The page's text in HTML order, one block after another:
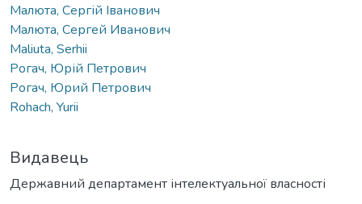
Малюта, Сергій Іванович
Малюта, Сергей Иванович
Maliuta, Serhii
Рогач, Юрій Петрович
Рогач, Юрий Петрович
Rohach, Yurii
Видавець
Державний департамент інтелектуальної власності